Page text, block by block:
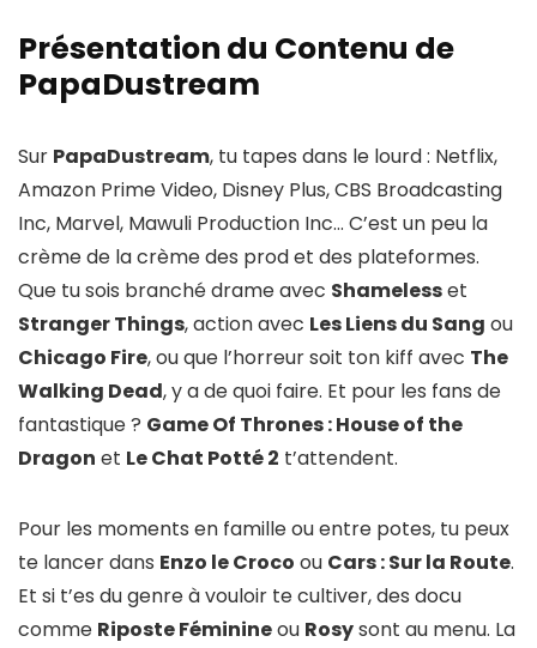
Présentation du Contenu de
PapaDustream
Sur PapaDustream, tu tapes dans le lourd : Netflix,
Amazon Prime Video, Disney Plus, CBS Broadcasting
Inc, Marvel, Mawuli Production Inc… C’est un peu la
crème de la crème des prod et des plateformes.
Que tu sois branché drame avec Shamelesset
Stranger Things, action avec Les Liens du Sang ou
Chicago Fire, ou que l’horreur soit ton kiff avec The
Walking Dead, y a de quoi faire. Et pour les fans de
fantastique ? Game Of Thrones : House of the
Dragon et Le Chat Potté 2 t’attendent.
Pour les moments en famille ou entre potes, tu peux
te lancer dans Enzo le Croco ou Cars : Sur la Route.
Et si t’es du genre à vouloir te cultiver, des docu
comme Riposte Féminineou Rosysont au menu. La